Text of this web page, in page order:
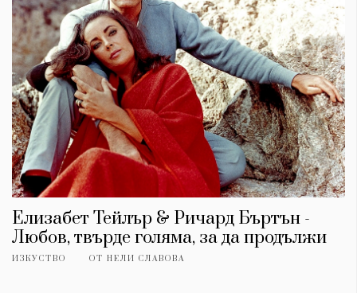
Елизабет Тейлър & Ричард Бъртън -
Любов, твърде голяма, за да продължи
ИЗКУСТВО ОТ НЕЛИ СЛАВОВА